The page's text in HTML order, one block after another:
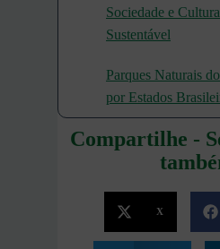
Sociedade e Cultura
Sustentável
Parques Naturais
por Estados
Compartilhe -
X